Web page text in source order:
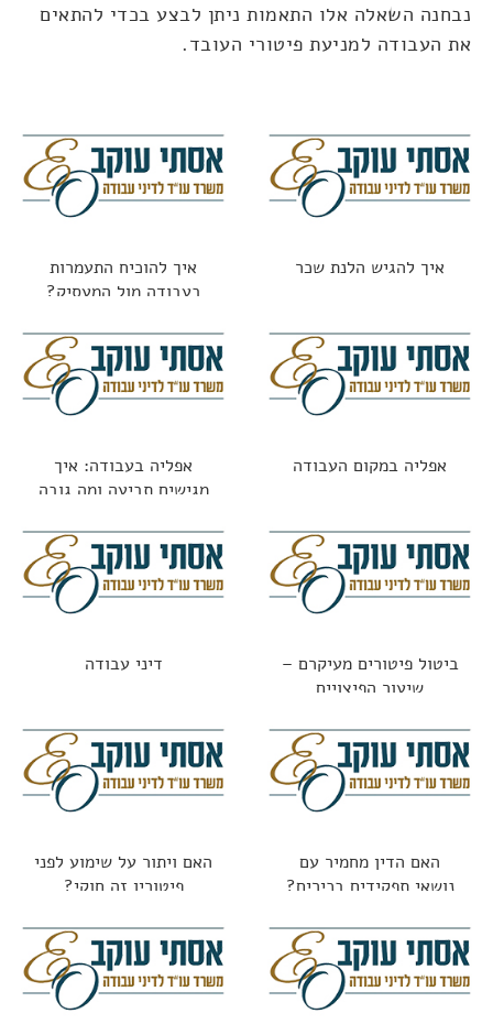
נבחנה השאלה אלו התאמות ניתן לבצע בכדי להתאים
את העבודה למניעת פיטורי העובד.
איך להגיש הלנת שכר
איך להוכיח התעמרות
בעבודה מול המעסיק?
אפליה במקום העבודה
אפליה בעבודה: איך
מגישים תביעה ומה גובה
ביטול פיטורים מעיקרם –
שיעור הפיצויים
דיני עבודה
האם הדין מחמיר עם
נושאי תפקידים בכירים?
האם ויתור על שימוע לפני
פיטורין זה חוקי?